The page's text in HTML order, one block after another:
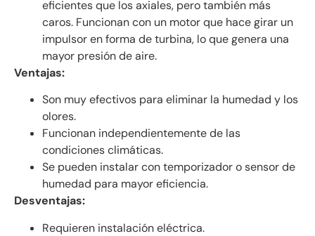
eficientes que los axiales, pero también más
caros. Funcionan con un motor que hace girar un
impulsor en forma de turbina, lo que genera una
mayor presión de aire.
Ventajas:
Son muy efectivos para eliminar la humedad y los
olores.
Funcionan independientemente de las
condiciones climáticas.
Se pueden instalar con temporizador o sensor de
humedad para mayor eficiencia.
Desventajas:
Requieren instalación eléctrica.